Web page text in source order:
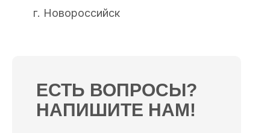
ЕСТЬ ВОПРОСЫ?
НАПИШИТЕ НАМ!
г. Новороссийск